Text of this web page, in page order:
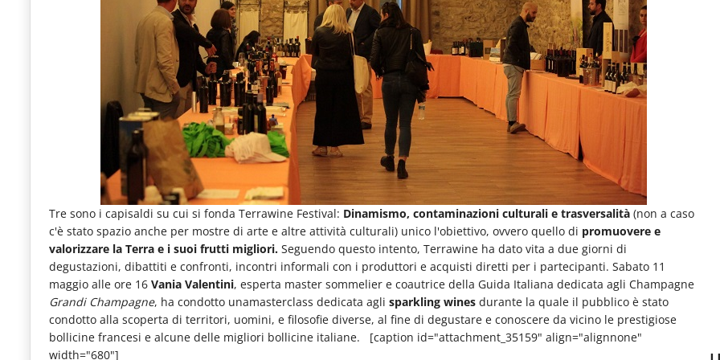
Horeca.
Tre sono i capisaldi su cui si fonda Terrawine Festival: Dinamismo, contaminazioni culturali e trasversalità (non a caso
c'è stato spazio anche per mostre di arte e altre attività culturali) unico l'obiettivo, ovvero quello di promuovere e
valorizzare la Terra e i suoi frutti migliori. Seguendo questo intento, Terrawine ha dato vita a due giorni di
degustazioni, dibattiti e confronti, incontri informali con i produttori e acquisti diretti per i partecipanti. Sabato 11
maggio alle ore 16 Vania Valentini, esperta master sommelier e coautrice della Guida Italiana dedicata agli Champagne
Grandi Champagne, ha condotto unamasterclass dedicata agli sparkling wines durante la quale il pubblico è stato
condotto alla scoperta di territori, uomini, e filosofie diverse, al fine di degustare e conoscere da vicino le prestigiose
bollicine francesi e alcune delle migliori bollicine italiane. [caption id="attachment_35159" align="alignnone"
width="680"]